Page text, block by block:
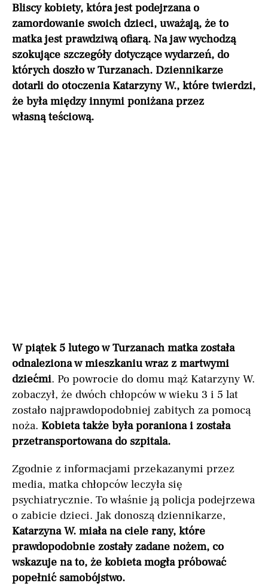
Bliscy kobiety, która jest podejrzana o
zamordowanie swoich dzieci, uważają, że to
matka jest prawdziwą ofiarą. Na jaw wychodzą
szokujące szczegóły dotyczące wydarzeń, do
których doszło w Turzanach. Dziennikarze
dotarli do otoczenia Katarzyny W., które twierdzi,
że była między innymi poniżana przez
własną teściową.
W piątek 5 lutego w Turzanach matka została
odnaleziona w mieszkaniu wraz z martwymi
dziećmi. Po powrocie do domu mąż Katarzyny W.
zobaczył, że dwóch chłopców w wieku 3 i 5 lat
zostało najprawdopodobniej zabitych za pomocą
noża. Kobieta także była poraniona i została
przetransportowana do szpitala.
Zgodnie z informacjami przekazanymi przez
media, matka chłopców leczyła się
psychiatrycznie. To właśnie ją policja podejrzewa
o zabicie dzieci. Jak donoszą dziennikarze,
Katarzyna W. miała na ciele rany, które
prawdopodobnie zostały zadane nożem, co
wskazuje na to, że kobieta mogła próbować
popełnić samobójstwo.